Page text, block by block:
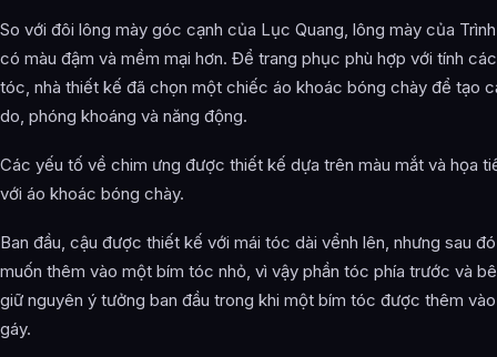
So với đôi lông mày góc cạnh của Lục Quang, lông mày của
có màu đậm và mềm mại hơn. Để trang phục phù hợp với tính
tóc, nhà thiết kế đã chọn một chiếc áo khoác bóng chày để tạo
do, phóng khoáng và năng động.
Các yếu tố về chim ưng được thiết kế dựa trên màu mắt và họa
với áo khoác bóng chày.
Ban đầu, cậu được thiết kế với mái tóc dài vểnh lên, nhưng sau
muốn thêm vào một bím tóc nhỏ, vì vậy phần tóc phía trước và
giữ nguyên ý tưởng ban đầu trong khi một bím tóc được thêm
gáy.